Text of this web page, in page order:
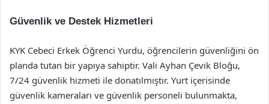
Güvenlik ve Destek Hizmetleri
KYK Cebeci Erkek Öğrenci Yurdu, öğrencilerin güvenliğini ön
planda tutan bir yapıya sahiptir. Vali Ayhan Çevik Bloğu,
7/24 güvenlik hizmeti ile donatılmıştır. Yurt içerisinde
güvenlik kameraları ve güvenlik personeli bulunmakta,